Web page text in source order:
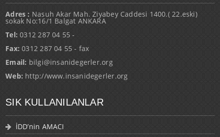
Adres : Nasuh Akar Mah. Ziyabey Caddesi 1400.( 22.eski)
sokak No:16/1 Balgat ANKARA
Tel: 0312 287 04 55 -
Fax: 0312 287 04 55 - fax
Email: bilgi@insanidegerler.org
Web: http://www.insanidegerler.org
SIK KULLANILANLAR
İDD’nin AMACI